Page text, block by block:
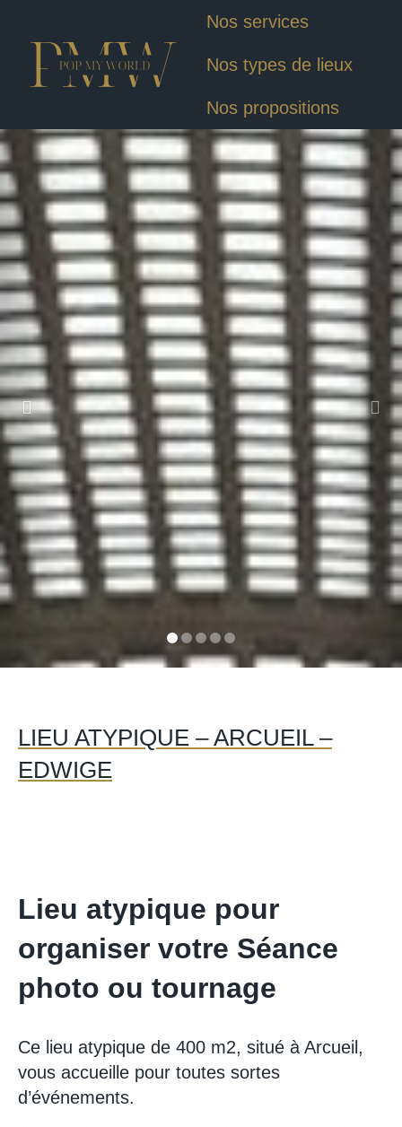
Nos services
Nos types de lieux
Nos propositions
LIEU ATYPIQUE – ARCUEIL –
EDWIGE
Lieu atypique pour
organiser votre Séance
photo ou tournage
Ce lieu atypique de 400 m2, situé à Arcueil,
vous accueille pour toutes sortes
d’événements.